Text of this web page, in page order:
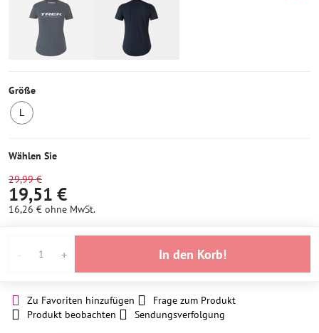
Größe
L
auf
Wählen Sie
29,99 €
19,51 €
16,26 € ohne MwSt.
In den Korb!
Zu Favoriten hinzufügen
Frage zum Produkt
Produkt beobachten
Sendungsverfolgung